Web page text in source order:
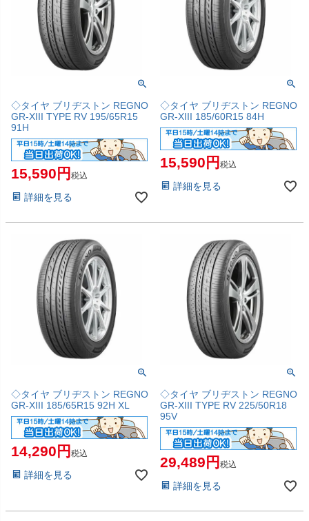
◇タイヤ ブリヂストン REGNO
GR-XIII TYPE RV 195/65R15
91H
15,590 税込
詳細を見る
◇タイヤ ブリヂストン REGNO
GR-XIII 185/60R15 84H
15,590 税込
詳細を見る
◇タイヤ ブリヂストン REGNO
GR-XIII 185/65R15 92H XL
14,290 税込
詳細を見る
◇タイヤ ブリヂストン REGNO
GR-XIII TYPE RV 225/50R18
95V
29,489 税込
詳細を見る